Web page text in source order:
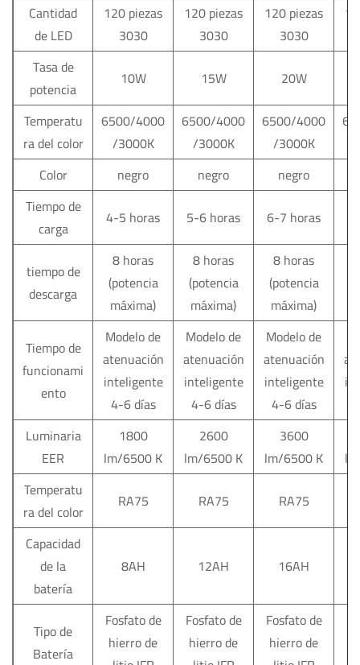
Cantidad
de LED
120 piezas
3030
120 piezas
3030
120 piezas
3030
Tasa de
potencia
10W 15W
20W
Temperatu
ra del color
6500/4000
/3000K
6500/4000
/3000K
6500/4000
/3000K
Color
negro negro negro
Tiempo de
carga
4-5 horas 5-6 horas 6-7 horas
tiempo de
descarga
8 horas
(potencia
máxima)
8 horas
(potencia
máxima)
8 horas
(potencia
máxima)
Tiempo de
funcionami
ento
Modelo de
atenuación
inteligente
4-6 días
Modelo de
atenuación
inteligente
4-6 días
Modelo de
atenuación
inteligente
4-6 días
Luminaria
EER
1800
lm/6500 K
2600
lm/6500 K
3600
lm/6500 K
Temperatu
ra del color
RA75 RA75 RA75
Capacidad
de la
batería
8AH 12AH 16AH
Tipo de
Batería
Fosfato de
hierro de
Fosfato de
hierro de
Fosfato de
hierro de